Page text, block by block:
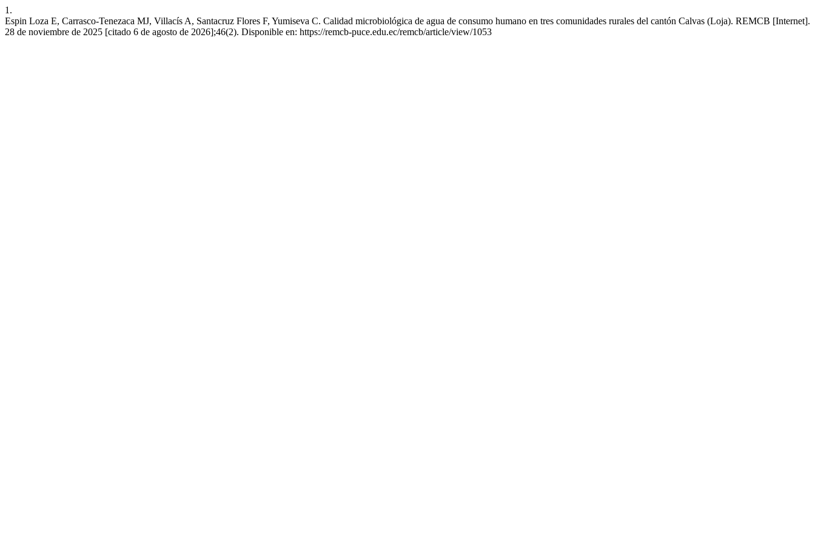
1.
Espin Loza E, Carrasco-Tenezaca MJ, Villacís A, Santacruz Flores F, Yumiseva C. Calidad microbiológica de agua de consumo humano en tres comunidades rurales del cantón Calvas (Loja). REMCB [Internet].
28 de noviembre de 2025 [citado 6 de agosto de 2026];46(2). Disponible en: https://remcb-puce.edu.ec/remcb/article/view/1053